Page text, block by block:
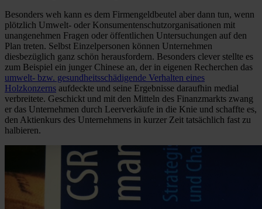
Besonders weh kann es dem Firmengeldbeutel aber dann tun, wenn
plötzlich Umwelt- oder Konsumentenschutzorganisationen mit
unangenehmen Fragen oder öffentlichen Untersuchungen auf den
Plan treten. Selbst Einzelpersonen können Unternehmen
diesbezüglich ganz schön herausfordern. Besonders clever stellte es
zum Beispiel ein junger Chinese an, der in eigenen Recherchen das
umwelt- bzw. gesundheitsschädigende Verhalten eines
Holzkonzerns aufdeckte und seine Ergebnisse daraufhin medial
verbreitete. Geschickt und mit den Mitteln des Finanzmarkts zwang
er das Unternehmen durch Leerverkäufe in die Knie und schaffte es,
den Aktienkurs des Unternehmens in kurzer Zeit tatsächlich fast zu
halbieren.